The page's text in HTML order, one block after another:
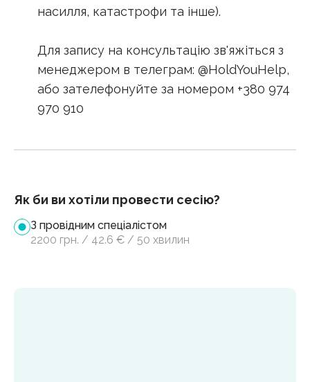
насилля, катастрофи та інше).
Для запису на консультацію зв'яжіться з
менеджером в телеграм: @HoldYouHelp,
або зателефонуйте за номером +380 974
970 910
Як би ви хотіли провести сесію?
З провідним спеціалістом
2200 грн. / 42.6 € / 50 хвилин